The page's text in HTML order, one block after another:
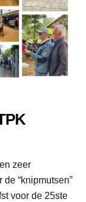
zeer
“knipmutsen”
voor de 25ste